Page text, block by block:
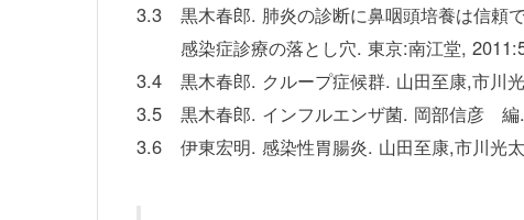
3.3
黒木春郎. 肺炎の診断に鼻咽頭培養は信頼
感染症診療の落とし穴. 東京:南江堂,
3.4
黒木春郎. クループ症候群. 山田至康,市川
3.5
黒木春郎. インフルエンザ菌. 岡部信彦
3.6
伊東宏明. 感染性胃腸炎. 山田至康,市川光